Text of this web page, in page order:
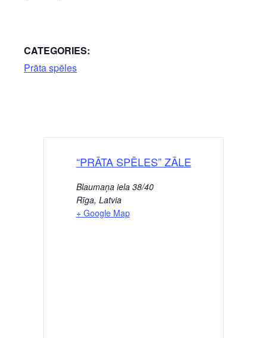
CATEGORIES:
Prāta spēles
“PRĀTA SPĒLES” ZĀLE
Blaumaņa iela 38/40
Rīga, Latvia
+ Google Map